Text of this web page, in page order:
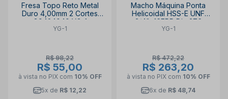
Fresa Topo Reto Metal
Duro 4,00mm 2 Cortes
G9424040 YG-1
YG-1
R$ 98,22
R$ 55,00
à vista no PIX com 10% OFF
5x de R$ 12,22
Macho Máquina Ponta
Helicoidal HSS-E UNF
3/4"x16FPP Din 376
Oxidado TB874722 YG-1
YG-1
R$ 472,22
R$ 263,20
à vista no PIX com 10% OFF
6x de R$ 48,74